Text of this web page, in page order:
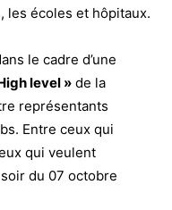
les écoles et hôpitaux.
le cadre d’une
level » de la
représentants
Entre ceux qui
qui veulent
du 07 octobre